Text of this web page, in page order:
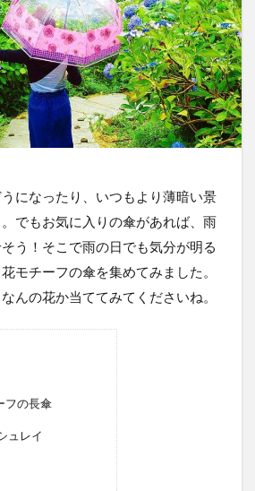
になったり、いつもより薄暗い景
でもお気に入りの傘があれば、雨
う！そこで雨の日でも気分が明る
モチーフの傘を集めてみました。
んの花か当ててみてくださいね。
フの長傘
ュレイ